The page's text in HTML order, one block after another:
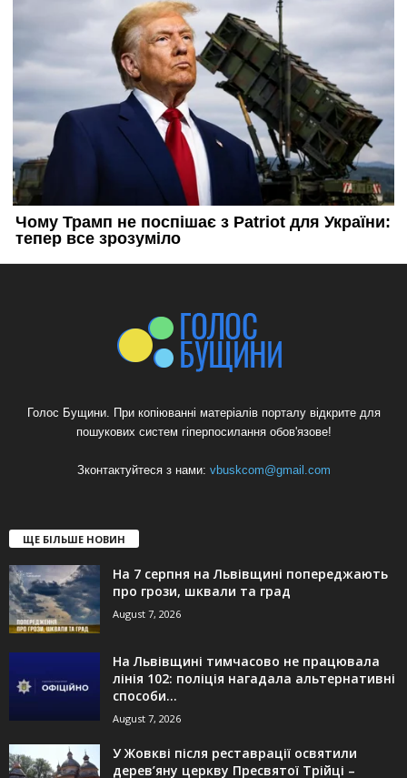
Голос Бущини. При копіюванні матеріалів порталу відкрите для
пошукових систем гіперпосилання обов'язове!
Зконтактуйтеся з нами: vbuskcom@gmail.com
ЩЕ БІЛЬШЕ НОВИН
На 7 серпня на Львівщині попереджають
про грози, шквали та град
August 7, 2026
На Львівщині тимчасово не працювала
лінія 102: поліція нагадала альтернативні
способи...
August 7, 2026
У Жовкві після реставрації освятили
дерев’яну церкву Пресвятої Трійці –